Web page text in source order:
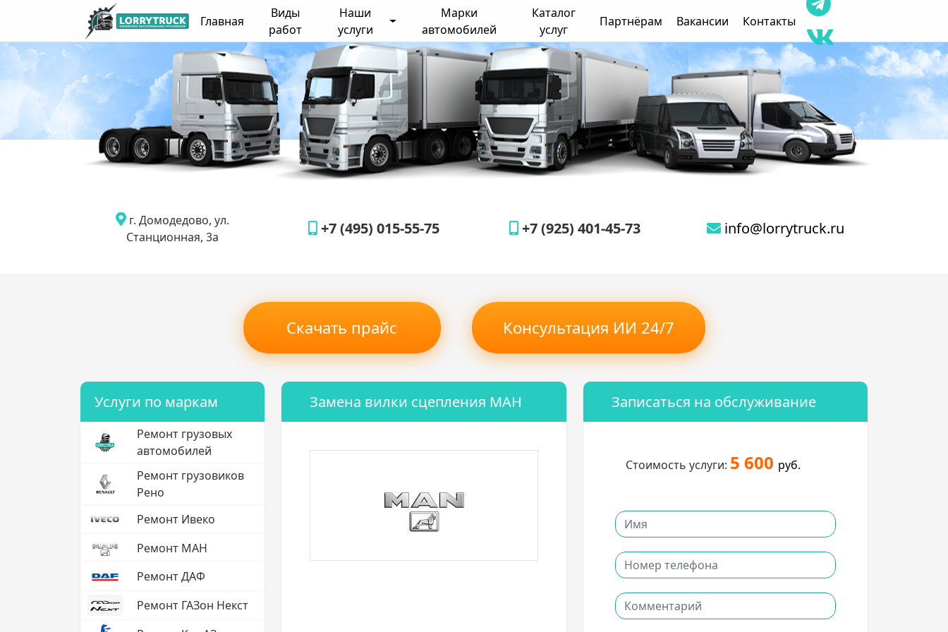
Главная
Виды
работ
Наши
услуги
Марки
автомобилей
Каталог
услуг
Партнёрам Вакансии Контакты
г. Домодедово, ул.
Станционная, 3а
+7 (495) 015-55-75 +7 (925) 401-45-73 info@lorrytruck.ru
Скачать прайс Консультация ИИ 24/7
Услуги по маркам
Ремонт грузовых
автомобилей
Ремонт грузовиков
Рено
Ремонт Ивеко
Ремонт МАН
Ремонт ДАФ
Ремонт ГАЗон Некст
Замена вилки сцепления МАН Записаться на обслуживание
Стоимость услуги: 5 600 руб.